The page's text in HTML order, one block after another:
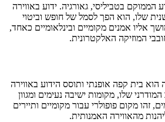
הממוקם בטביליסי, גאורגיה. ידוע באווירה
שלו, הוא הפך לסמל של חופש וביטוי
אליו אמנים מקומיים ובינלאומיים כאחד,
המוזיקה האלקטרונית.
הוא בית קפה אופנתי ותוסס הידוע באווירה
שלו, מקומות ישיבה נעימים ומגוון
זהו מקום פופולרי עבור מקומיים ותיירים
מהאווירה האמנותית.